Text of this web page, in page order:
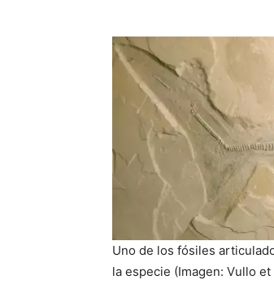
Uno de los fósiles
la especie (Imagen: Vullo